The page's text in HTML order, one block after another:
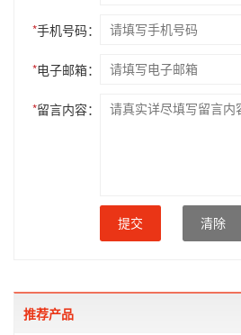
*手机号码：
*电子邮箱：
*留言内容：
提交 清除
推荐产品